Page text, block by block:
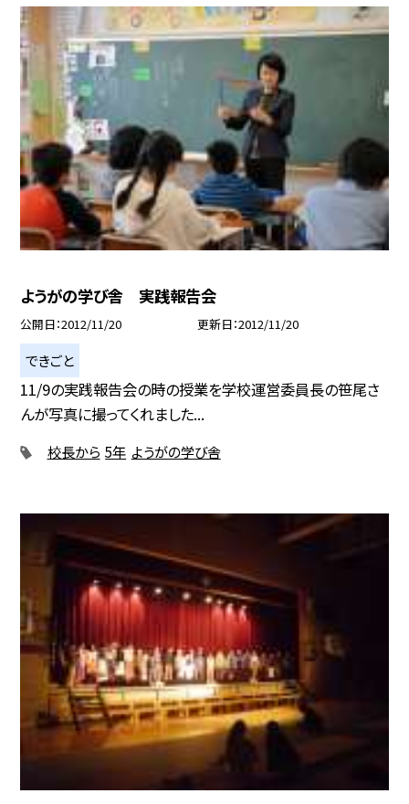
ようがの学び舎 実践報告会
公開日 2012/11/20 更新日 2012/11/20
できごと
11/9の実践報告会の時の授業を学校運営委員長の笹尾さ
んが写真に撮ってくれました...
校長から 5年 ようがの学び舎